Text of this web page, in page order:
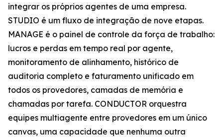
integrar os próprios agentes de uma empresa.
STUDIO é um fluxo de integração de nove etapas.
MANAGE é o painel de controle da força de trabalho:
lucros e perdas em tempo real por agente,
monitoramento de alinhamento, histórico de
auditoria completo e faturamento unificado em
todos os provedores, camadas de memória e
chamadas por tarefa. CONDUCTOR orquestra
equipes multiagente entre provedores em um único
canvas, uma capacidade que nenhuma outra